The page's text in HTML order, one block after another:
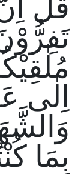
قُلْ
اِلٰى
بِمَا